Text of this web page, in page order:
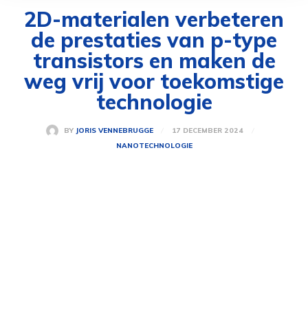
2D-materialen verbeteren
de prestaties van p-type
transistors en maken de
weg vrij voor toekomstige
technologie
BY JORIS VENNEBRUGGE
17 DECEMBER 2024
NANOTECHNOLOGIE